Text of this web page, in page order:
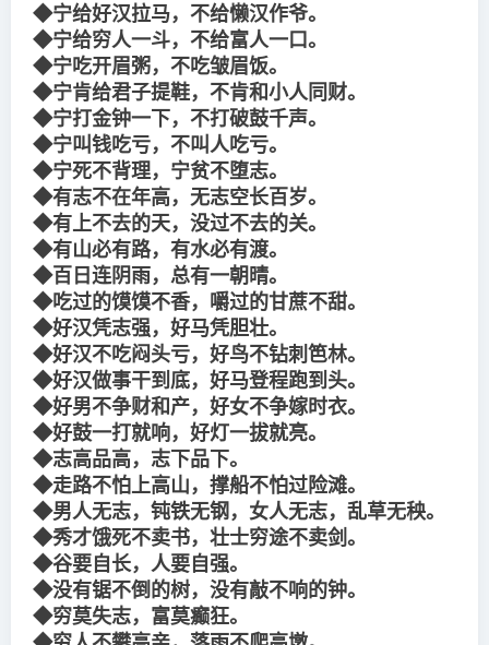
◆宁给好汉拉马，不给懒汉作爷。
◆宁给穷人一斗，不给富人一口。
◆宁吃开眉粥，不吃皱眉饭。
◆宁肯给君子提鞋，不肯和小人同财。
◆宁打金钟一下，不打破鼓千声。
◆宁叫钱吃亏，不叫人吃亏。
◆宁死不背理，宁贫不堕志。
◆有志不在年高，无志空长百岁。
◆有上不去的天，没过不去的关。
◆有山必有路，有水必有渡。
◆百日连阴雨，总有一朝晴。
◆吃过的馍馍不香，嚼过的甘蔗不甜。
◆好汉凭志强，好马凭胆壮。
◆好汉不吃闷头亏，好鸟不钻刺笆林。
◆好汉做事干到底，好马登程跑到头。
◆好男不争财和产，好女不争嫁时衣。
◆好鼓一打就响，好灯一拔就亮。
◆志高品高，志下品下。
◆走路不怕上高山，撑船不怕过险滩。
◆男人无志，钝铁无钢，女人无志，乱草无秧。
◆秀才饿死不卖书，壮士穷途不卖剑。
◆谷要自长，人要自强。
◆没有锯不倒的树，没有敲不响的钟。
◆穷莫失志，富莫癫狂。